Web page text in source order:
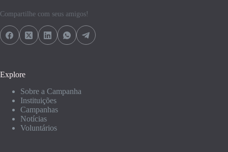
Compartilhe com seus amigos!
Explore
Sobre a Campanha
Instituições
Campanhas
Notícias
Voluntários